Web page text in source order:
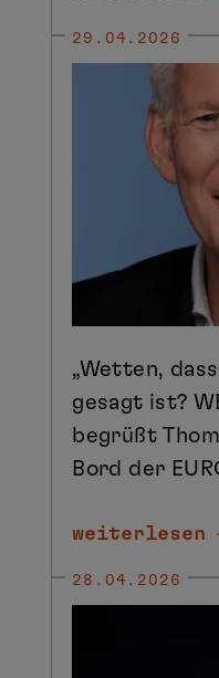
„Wetten,
gesagt ist?
begrüßt
Bord der
weiterlesen
29.04.2026
28.04.2026